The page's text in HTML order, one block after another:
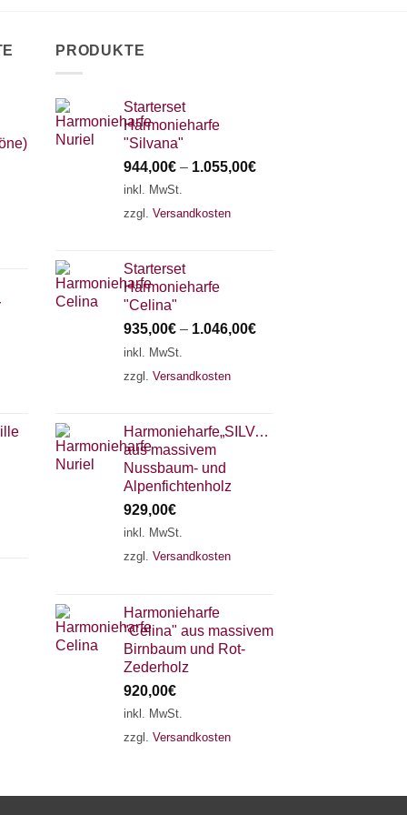
PRODUKTE
Starterset
Harmonieharfe
"Silvana"
944,00€ – 1.055,00€
inkl. MwSt.
zzgl. Versandkosten
Starterset
Harmonieharfe
"Celina"
935,00€ – 1.046,00€
inkl. MwSt.
zzgl. Versandkosten
Harmonieharfe„SILVANA"
aus massivem
Nussbaum- und
Alpenfichtenholz
929,00€
inkl. MwSt.
zzgl. Versandkosten
Harmonieharfe
"Celina" aus massivem
Birnbaum und Rot-
Zederholz
920,00€
inkl. MwSt.
zzgl. Versandkosten
18 SAITEN 21 SAITEN 25 SAITEN
AKKORDZITHER